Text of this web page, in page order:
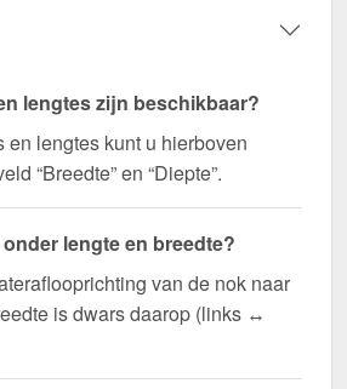
lengtes zijn beschikbaar?
en lengtes kunt u hierboven
“Breedte” en “Diepte”.
lengte en breedte?
van de nok naar
is dwars daarop (links ↔